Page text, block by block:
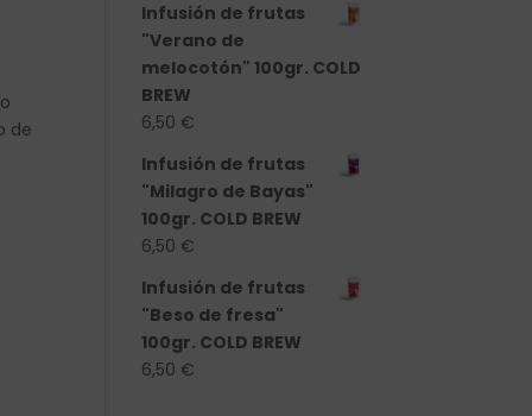
de
Infusión de frutas
"Verano de
melocotón" 100gr. COLD
BREW
6,50 €
Infusión de frutas
"Milagro de Bayas"
100gr. COLD BREW
6,50 €
Infusión de frutas
"Beso de fresa"
100gr. COLD BREW
6,50 €